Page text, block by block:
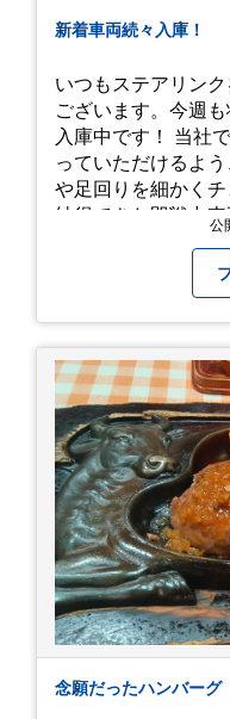
新着車両続々入庫！
いつもステアリン
ございます。今週
入庫中です！ 当社では、お客様に長く安心して乗
っていただけるよ
や足回りを細かく
納得できた即戦力 公
念願だったハンバーグ